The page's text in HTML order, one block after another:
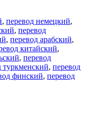
, перевод немецкий,
, перевод
, перевод арабский,
китайский,
, перевод
туркменский, перевод
финский, перевод